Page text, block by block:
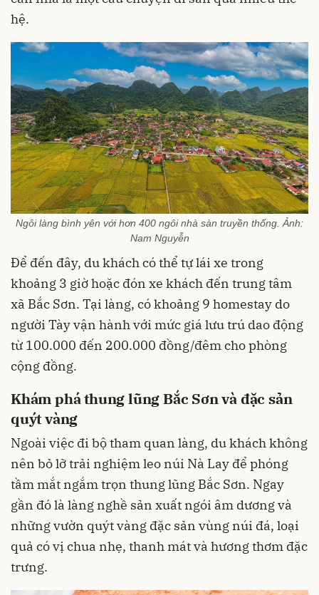
hệ.
Ngôi làng bình yên với hơn 400 ngôi nhà sàn truyền thống. Ảnh:
Nam Nguyễn
Để đến đây, du khách có thể tự lái xe trong
khoảng 3 giờ hoặc đón xe khách đến trung tâm
xã Bắc Sơn. Tại làng, có khoảng 9 homestay do
người Tày vận hành với mức giá lưu trú dao động
từ 100.000 đến 200.000 đồng/đêm cho phòng
cộng đồng.
Khám phá thung lũng Bắc Sơn và đặc sản
quýt vàng
Ngoài việc đi bộ tham quan làng, du khách không
nên bỏ lỡ trải nghiệm leo núi Nà Lay để phóng
tầm mắt ngắm trọn thung lũng Bắc Sơn. Ngay
gần đó là làng nghề sản xuất ngói âm dương và
những vườn quýt vàng đặc sản vùng núi đá, loại
quả có vị chua nhẹ, thanh mát và hương thơm đặc
trưng.